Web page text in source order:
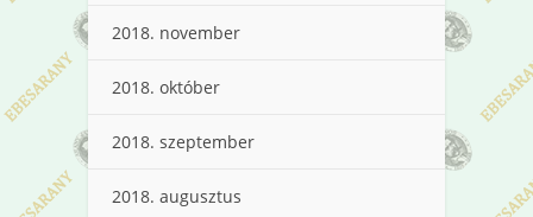
2018. november
2018. október
2018. szeptember
2018. augusztus